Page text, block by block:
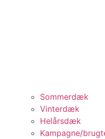
Sommerdæk
Vinterdæk
Helårsdæk
Kampagne/